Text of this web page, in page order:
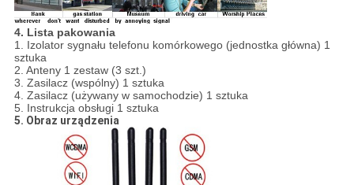
4. Lista pakowania
1. Izolator sygnału telefonu komórkowego (jednostka główna) 1
sztuka
2. Anteny 1 zestaw (3 szt.)
3. Zasilacz (wspólny) 1 sztuka
4. Zasilacz (używany w samochodzie) 1 sztuka
5. Instrukcja obsługi 1 sztuka
5. Obraz urządzenia